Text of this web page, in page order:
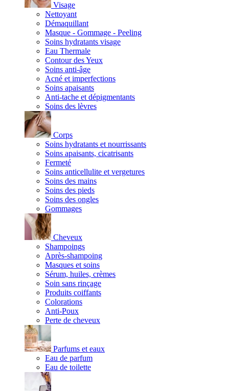
Visage
Nettoyant
Démaquillant
Masque - Gommage - Peeling
Soins hydratants visage
Eau Thermale
Contour des Yeux
Soins anti-âge
Acné et imperfections
Soins apaisants
Anti-tache et dépigmentants
Soins des lèvres
Corps
Soins hydratants et nourrissants
Soins apaisants, cicatrisants
Fermeté
Soins anticellulite et vergetures
Soins des mains
Soins des pieds
Soins des ongles
Gommages
Cheveux
Shampoings
Après-shampoing
Masques et soins
Sérum, huiles, crèmes
Soin sans rinçage
Produits coiffants
Colorations
Anti-Poux
Perte de cheveux
Parfums et eaux
Eau de parfum
Eau de toilette